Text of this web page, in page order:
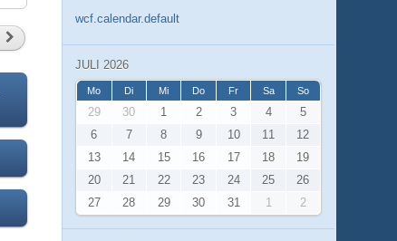
wcf.calendar.default
JULI 2026
Mo Di Mi Do Fr Sa So
29 30 1 2 3 4
5
6
7 8 9 10 11
12
13
14 15 16 17 18
19
20
21 22 23 24 25
26
27
28 29 30 31 1 2